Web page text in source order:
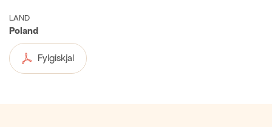
LAND
Poland
Fylgiskjal